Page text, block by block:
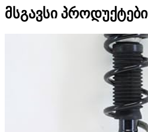
მსგავსი პროდუქტები